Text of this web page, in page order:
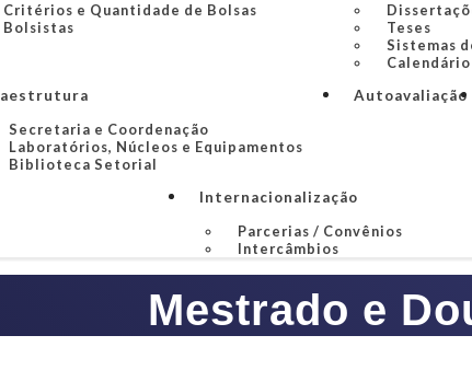
Critérios e Quantidade de Bolsas
Bolsistas
Teses
Sistemas
Secretaria e Coordenação
Laboratórios, Núcleos e Equipamentos
Biblioteca Setorial
Autoavaliação
Internacionalização
Parcerias / Convênios
Intercâmbios
Mestrado e